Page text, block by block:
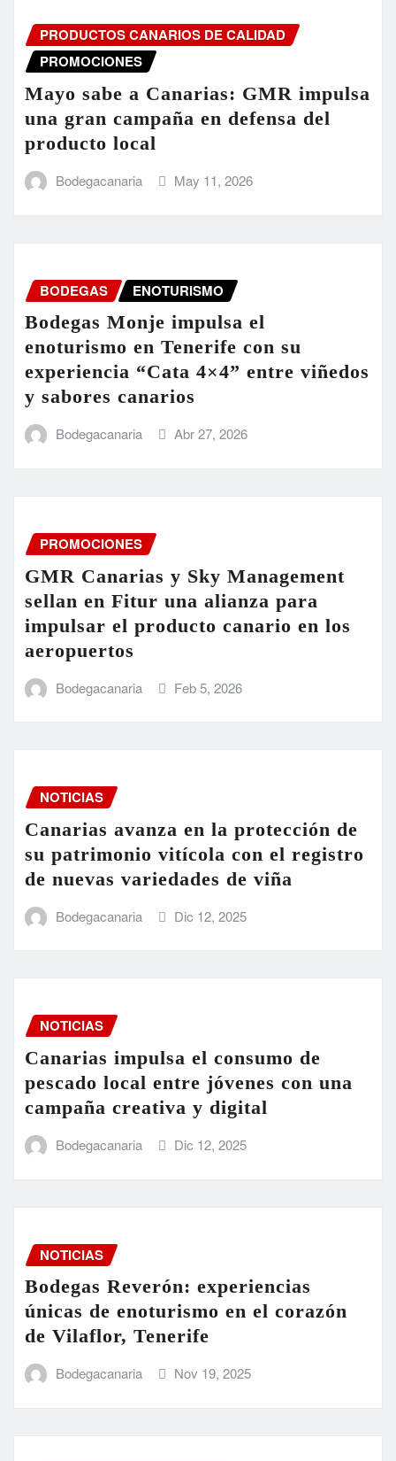
PRODUCTOS CANARIOS DE CALIDAD
PROMOCIONES
Mayo sabe a Canarias: GMR impulsa
una gran campaña en defensa del
producto local
Bodegacanaria May 11, 2026
BODEGAS ENOTURISMO
Bodegas Monje impulsa el
enoturismo en Tenerife con su
experiencia “Cata 4×4” entre viñedos
y sabores canarios
Bodegacanaria Abr 27, 2026
PROMOCIONES
GMR Canarias y Sky Management
sellan en Fitur una alianza para
impulsar el producto canario en los
aeropuertos
Bodegacanaria Feb 5, 2026
NOTICIAS
Canarias avanza en la protección de
su patrimonio vitícola con el registro
de nuevas variedades de viña
Bodegacanaria Dic 12, 2025
NOTICIAS
Canarias impulsa el consumo de
pescado local entre jóvenes con una
campaña creativa y digital
Bodegacanaria Dic 12, 2025
NOTICIAS
Bodegas Reverón: experiencias
únicas de enoturismo en el corazón
de Vilaflor, Tenerife
Bodegacanaria Nov 19, 2025